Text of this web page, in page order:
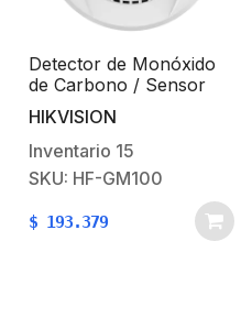
Detector de Monóxido
de Carbono / Sensor
Electroquímico
Avanzado / Alarma
Visual y Audible
HIKVISION
Inventario 15
SKU: HF-GM100
$ 193.379